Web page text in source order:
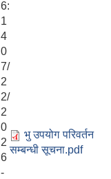
6:
1
4
0
7/
2
2/
2
0
2
6
-
भु उपयोग परिवर्तन
सम्बन्धी सूचना.pdf